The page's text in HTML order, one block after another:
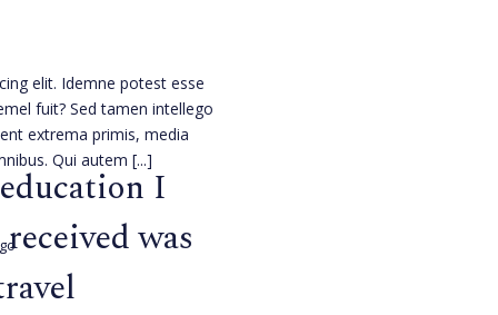
elit. Idemne potest esse
fuit? Sed tamen intellego
extrema primis, media
Qui autem [...]
I
was